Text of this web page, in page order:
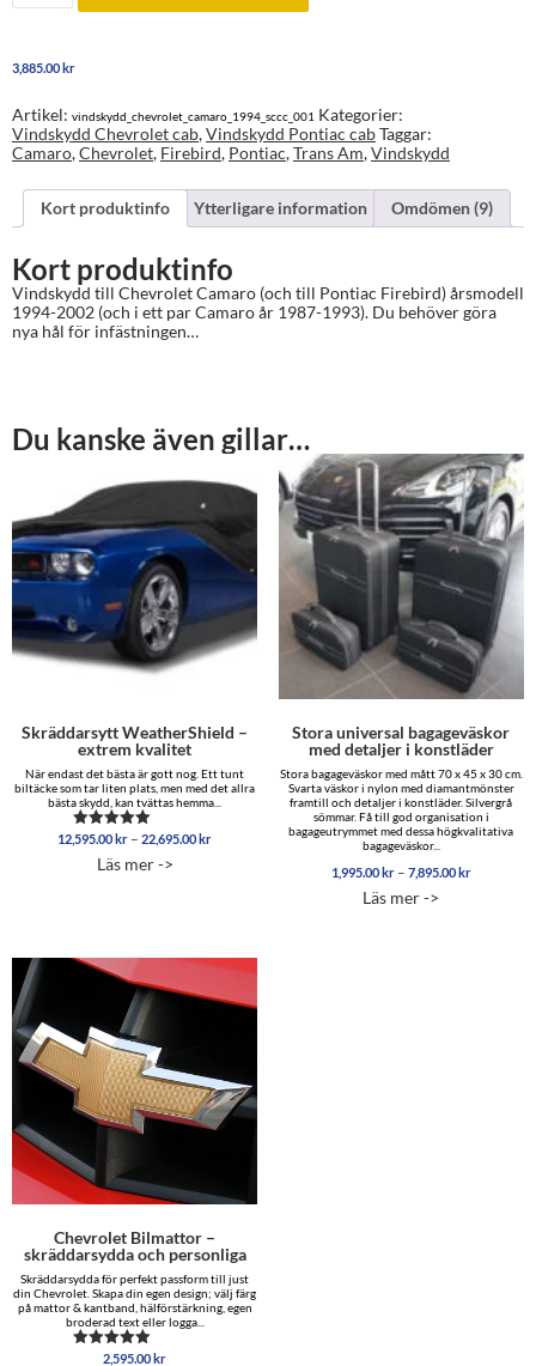
Chevrolet
2002
Pontiac
Firebirds)
mängd
3,885.00kr
Artikel: vindskydd_chevrolet_camaro_1994_sccc_001 Kategorier:
Vindskydd Chevrolet cab,Vindskydd Pontiac cabTaggar:
Camaro,Chevrolet, Firebird, Pontiac,Trans Am,Vindskydd
Kort produktinfo Ytterligare information Omdömen (9)
Kort produktinfo
Vindskydd till Chevrolet Camaro (och till Pontiac Firebird) årsmodell
1994-2002 (och i ett par Camaro år 1987-1993). Du behöver göra
nya hål för infästningen…
Du kanske även gillar…
Skräddarsytt WeatherShield –
extrem kvalitet
När endast det bästa är gott nog. Ett tunt
biltäcke som tar liten plats, men med det allra
bästa skydd, kan tvättas hemma...
Betygsatt
av 5
12,595.00 kr – 22,695.00 krPrisintervall:
Läs mer ->
Stora universal bagageväskor
med detaljer i konstläder
Stora bagageväskor med mått 70 x 45 x 30 cm.
Svarta väskor i nylon med diamantmönster
framtill och detaljer i konstläder. Silvergrå
sömmar. Få till god organisation i
bagageutrymmet med dessa högkvalitativa
bagageväskor...
1,995.00 kr – 7,895.00 kr
Läs mer ->
Chevrolet Bilmattor –
skräddarsydda och personliga
Skräddarsydda för perfekt passform till just
din Chevrolet. Skapa din egen design; välj färg
på mattor & kantband, hälförstärkning, egen
broderad text eller logga...
Betygsatt
2,595.00kr